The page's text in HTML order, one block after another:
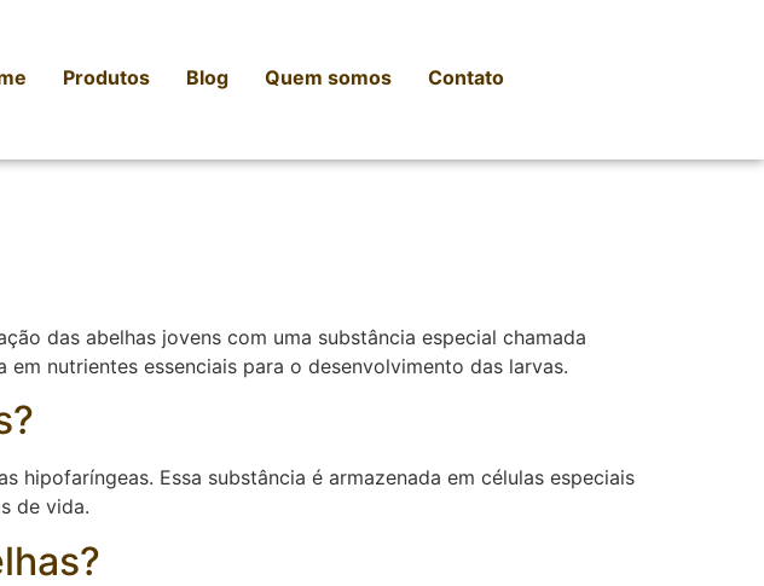
Produtos Blog Quem somos Contato
das abelhas jovens com uma substância especial chamada
nutrientes essenciais para o desenvolvimento das larvas.
hipofaríngeas. Essa substância é armazenada em células especiais
de vida.